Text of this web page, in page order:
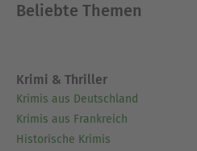
Beliebte Themen
Krimi & Thriller
Krimis aus Deutschland
Krimis aus Frankreich
Historische Krimis